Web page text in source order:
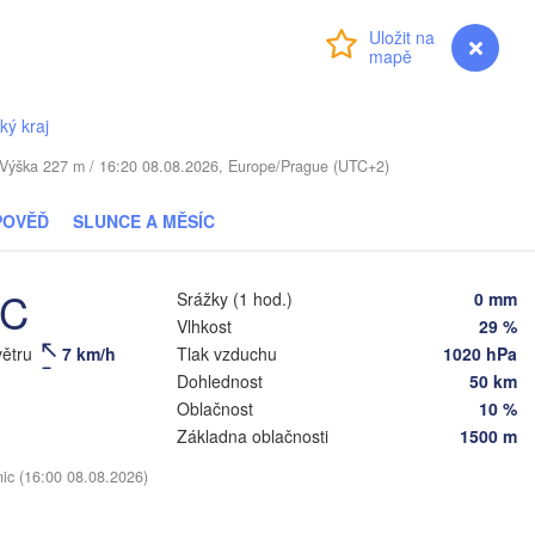
myVentusky Předpověď
kraj
227 m / 16:20 08.08.2026, Europe/Prague (UTC+2)
SLUNCE A MĚSÍC
7 km/h
Srážky (1 hod.)
0 mm
Vlhkost
29 %
Tlak vzduchu
1020 hPa
Dohlednost
50 km
Oblačnost
10 %
Základna oblačnosti
1500 m
(16:00 08.08.2026)
(Minsk)
Vilnius
(Babrujsk)
(Baranavičy)
Мазыр
Салігорск
(Salihorsk)
(Viciebsk)
BĚLORUSKO